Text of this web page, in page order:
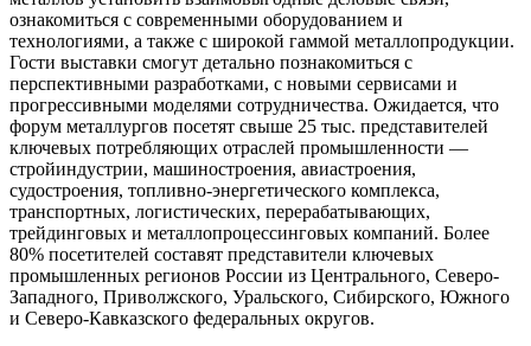
ознакомиться с современными оборудованием и
технологиями, а также с широкой гаммой металлопродукции.
Гости выставки смогут детально познакомиться с
перспективными разработками, с новыми сервисами и
прогрессивными моделями сотрудничества. Ожидается, что
форум металлургов посетят свыше 25 тыс. представителей
ключевых потребляющих отраслей промышленности —
стройиндустрии, машиностроения, авиастроения,
судостроения, топливно-энергетического комплекса,
транспортных, логистических, перерабатывающих,
трейдинговых и металлопроцессинговых компаний. Более
80% посетителей составят представители ключевых
промышленных регионов России из Центрального, Северо-
Западного, Приволжского, Уральского, Сибирского, Южного
и Северо-Кавказского федеральных округов.